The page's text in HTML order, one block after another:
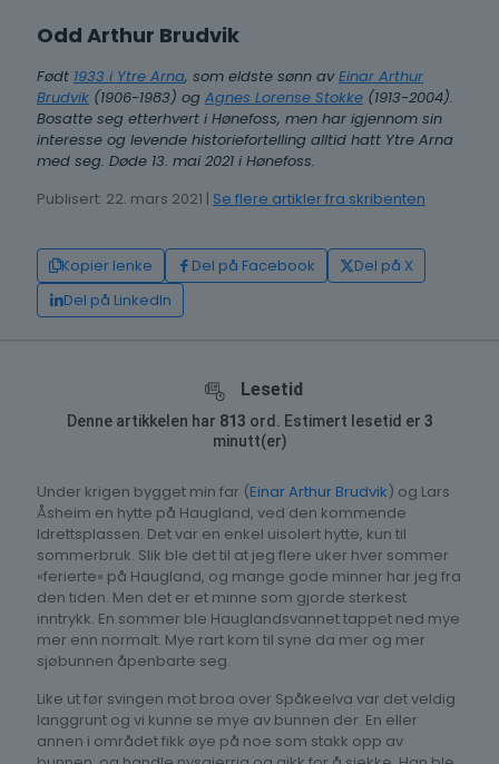
Odd Arthur Brudvik
Født 1933 i Ytre Arna, som eldste sønn avEinar Arthur
Brudvik (1906-1983) og Agnes Lorense Stokke (1913-2004).
Bosatte seg etterhvert i Hønefoss, men har igjennom sin
interesse og levende historiefortelling alltid hatt Ytre Arna
med seg. Døde 13. mai 2021 i Hønefoss.
Publisert: 22. mars 2021 | Se flere artikler fra skribenten
Kopier lenke Del på Facebook
Del på X
Del på LinkedIn
Lesetid
Denne artikkelen har 813 ord. Estimert lesetid er 3
minutt(er)
Under krigen bygget min far (Einar Arthur Brudvik) og Lars
Åsheim en hytte på Haugland, ved den kommende
Idrettsplassen. Det var en enkel uisolert hytte, kun til
sommerbruk. Slik ble det til at jeg flere uker hver sommer
«ferierte» på Haugland, og mange gode minner har jeg fra
den tiden. Men det er et minne som gjorde sterkest
inntrykk. En sommer ble Hauglandsvannet tappet ned mye
mer enn normalt. Mye rart kom til syne da mer og mer
sjøbunnen åpenbarte seg.
Like ut før svingen mot broa over Spåkeelva var det veldig
langgrunt og vi kunne se mye av bunnen der. En eller
annen i området fikk øye på noe som stakk opp av